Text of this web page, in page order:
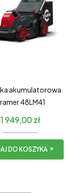
akumulatorowa
48LM41
1 949,00zł
DO KOSZYKA